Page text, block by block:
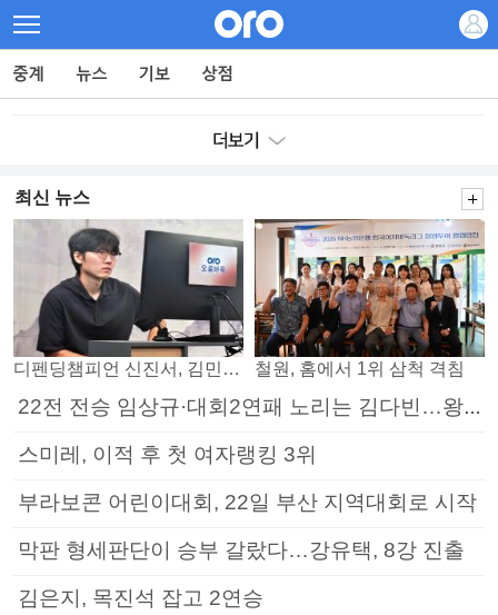
최신 뉴스
디펜딩챔피언 신진서, 김민석 꺾고 8강으로 철원, 홈에서 1위 삼척 격침
22전 전승 임상규·대회2연패 노리는 김다빈…왕중왕전 16강 7일부터
스미레, 이적 후 첫 여자랭킹 3위
부라보콘 어린이대회, 22일 부산 지역대회로 시작
막판 형세판단이 승부 갈랐다…강유택, 8강 진출
김은지, 목진석 잡고 2연승